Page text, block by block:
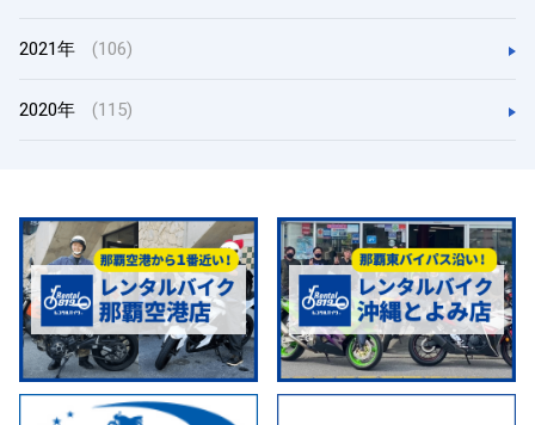
2021年 (106)
2020年 (115)